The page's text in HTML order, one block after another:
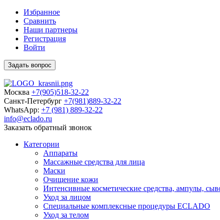
Избранное
Сравнить
Наши партнеры
Регистрация
Войти
Задать вопрос
Москва +7(905)518-32-22
Санкт-Петербург +7(981)889-32-22
WhatsApp: +7 (981) 889-32-22
info@eclado.ru
Заказать обратный звонок
Категории
Аппараты
Массажные средства для лица
Маски
Очищение кожи
Интенсивные косметические средства, ампулы,
Уход за лицом
Специальные комплексные процедуры ECLADO
Уход за телом